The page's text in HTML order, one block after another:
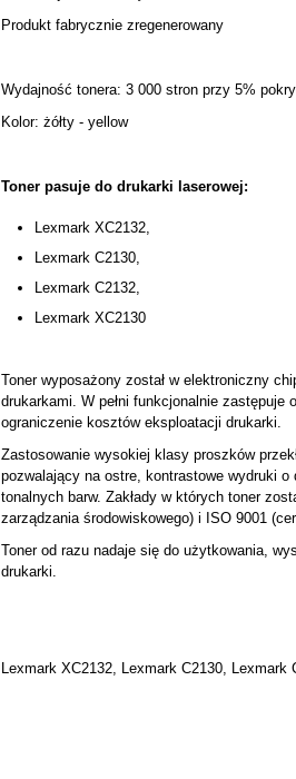
Produkt fabrycznie zregenerowany
Wydajność tonera: 3 000 stron przy 5%
Kolor: żółty - yellow
Toner pasuje do drukarki laserowej:
Lexmark XC2132,
Lexmark C2130,
Lexmark C2132,
Lexmark XC2130
Toner wyposażony został w elektroniczny
drukarkami. W pełni funkcjonalnie
ograniczenie kosztów eksploatacji drukarki.
Zastosowanie wysokiej klasy proszków
pozwalający na ostre, kontrastowe wydruki o
tonalnych barw. Zakłady w których toner
zarządzania środowiskowego) i ISO 9001
Toner od razu nadaje się do użytkowania,
drukarki.
Lexmark XC2132, Lexmark C2130,